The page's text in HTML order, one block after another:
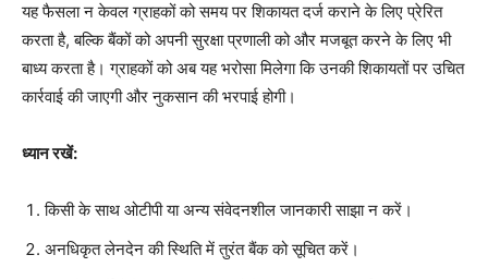
यह फैसला न केवल ग्राहकों को समय पर शिकायत दर्ज कराने के लिए प्रेरित
करता है, बल्कि बैंकों को अपनी सुरक्षा प्रणाली को और मजबूत करने के लिए भी
बाध्य करता है। ग्राहकों को अब यह भरोसा मिलेगा कि उनकी शिकायतों पर उचित
कार्रवाई की जाएगी और नुकसान की भरपाई होगी।
ध्यान रखें:
किसी के साथ ओटीपी या अन्य संवेदनशील जानकारी साझा न करें।
अनधिकृत लेनदेन की स्थिति में तुरंत बैंक को सूचित करें।